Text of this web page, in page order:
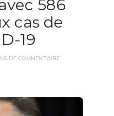
586
cas de
19
DE COMMENTAIRE